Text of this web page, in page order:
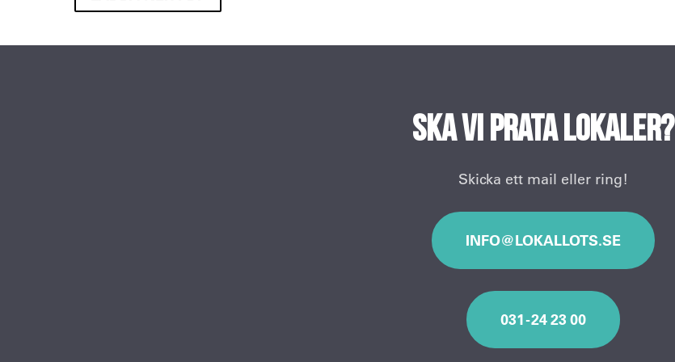
Ska vi prata lokaler?
Skicka ett mail eller ring!
INFO@LOKALLOTS.SE
031 - 24 23 00